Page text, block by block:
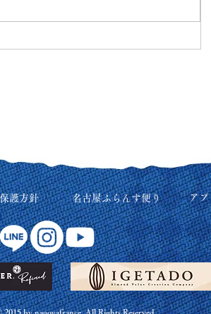
護方針 名古屋ふらんす便り アプ
by nagoyafrance All Rights Reserved.